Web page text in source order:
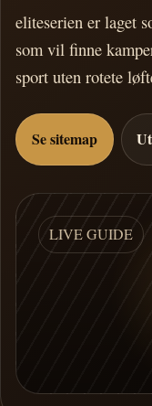
eliteserien er laget
som vil finne
sport uten rotete
Se sitemap
LIVE GUIDE